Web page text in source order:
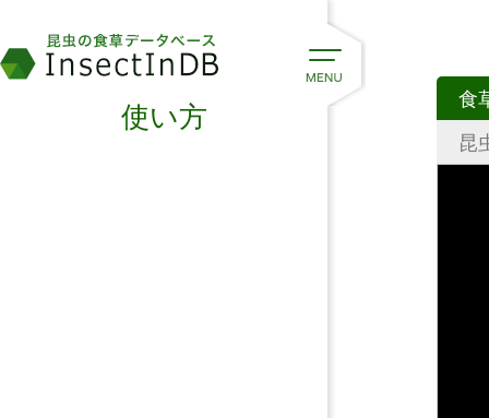
食
昆
使い方